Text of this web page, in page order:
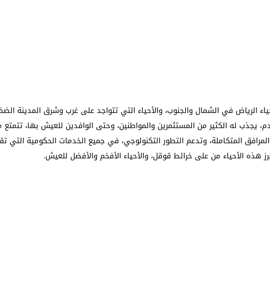
الرياض في الشمال والجنوب، والأحياء التي تتواجد على غرب وشرق المدينة
يجذب له الكثير من المستثمرين والمواطنين، وحتى الوافدين للعيش بها،
المتكاملة، وتدعم التطور التكنولوجي، في جميع الخدمات الحكومية التي
هذه الأحياء من على خرائط قوقل، والأحياء الأفخم والأفضل للعيش.